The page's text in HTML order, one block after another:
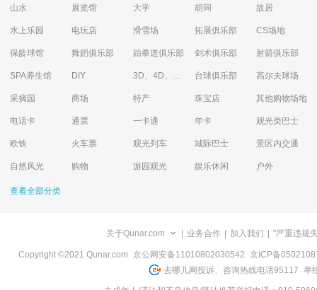
山水 展览馆 大学 胡同 故居
水上乐园 电玩店 滑雪场 拓展俱乐部 CS场地
保龄球馆 舞蹈俱乐部 跆拳道俱乐部 剑术俱乐部 射箭俱乐部
SPA养生馆 DIY 3D、4D、5D艺术体验馆 台球俱乐部 高尔夫球场
采摘园 商场 特产 珠宝店 其他购物场地
电话卡 通票 一卡通 年卡 观光类巴士
欧铁 火车票 观光列车 城际巴士 景区内交通
自然风光 购物 游园观光 娱乐休闲 户外
查看全部分类
关于Qunar.com 业务合作 加入我们 "严重违规
Copyright ©2021 Qunar.com 京公网安备11010802030542 京ICP备
去哪儿网投诉、咨询热线电话95117 举